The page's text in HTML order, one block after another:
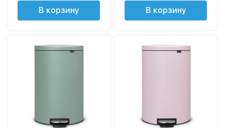
В корзину В корзину